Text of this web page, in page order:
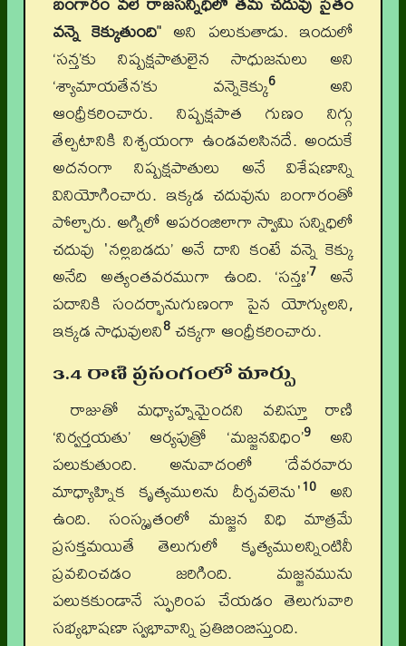
వన్నె కెక్కుతుంది" అని పలుకుతాడు. ఇందులో
‘సన్త’కు నిష్పక్షపాతులైన సాధుజనులు అని
‘శ్యామాయతేన’కు వన్నెకెక్కు6అని
ఆంధ్రీకరించారు. నిష్పక్షపాత గుణం నిగ్గు
తేల్చటానికి నిశ్చయంగా ఉండవలసినదే. అందుకే
అదనంగా నిష్పక్షపాతులు అనే విశేషణాన్ని
వినియోగించారు. ఇక్కడ చదువును బంగారంతో
పోల్చారు. అగ్నిలో అపరంజిలాగా స్వామి సన్నిధిలో
చదువు 'నల్లబడదు’ అనే దాని కంటే వన్నె కెక్కు
అనేది అత్యంతవరముగా ఉంది. ‘సన్తః’7 అనే
పదానికి సందర్భానుగుణంగా పైన యోగ్యులని,
ఇక్కడ సాధువులని8చక్కగా ఆంధ్రీకరించారు.
3.4 రాణి ప్రసంగంలో మార్పు
రాజుతో మధ్యాహ్నమైందని వచిస్తూ రాణి
‘నిర్వర్తయతు’ ఆర్యపుత్రో ‘మజ్జనవిధిం’9
అని
పలుకుతుంది. అనువాదంలో ‘దేవరవారు
మాధ్యాహ్నిక కృత్యములను దీర్చవలెను'10 అని
ఉంది. సంస్కృతంలో మజ్జన విధి మాత్రమే
ప్రసక్తమయితే తెలుగులో కృత్యములన్నింటినీ
ప్రవచించడం జరిగింది. మజ్జనమును
పలుకకుండానే స్ఫురింప చేయడం తెలుగువారి
సభ్యభాషణా స్వభావాన్ని ప్రతిబింబిస్తుంది.